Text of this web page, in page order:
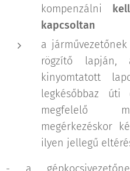
kompenzálni
kapcsoltan
a
rögzítő lapján,
kinyomtatott
legkésőbbaz úti
megfelelő
megérkezéskor
ilyen jellegű